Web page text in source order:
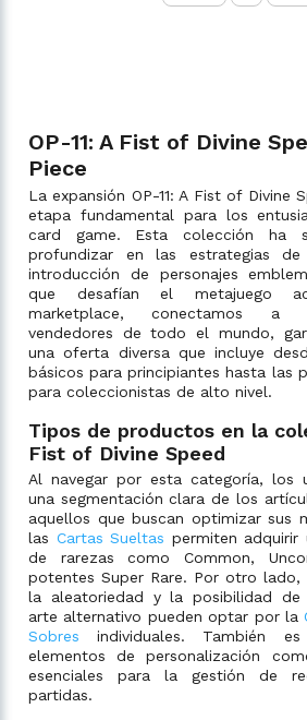
OP-11: A Fist of Divine
Piece
La expansión OP-11: A Fist of Divine
etapa fundamental para los
card game. Esta colección ha
profundizar en las estrategias
introducción de personajes
que desafían el metajuego
marketplace, conectamos a
vendedores de todo el mundo,
una oferta diversa que incluye
básicos para principiantes hasta las
para coleccionistas de alto nivel.
Tipos de productos en la
Fist of Divine Speed
Al navegar por esta categoría, los
una segmentación clara de los
aquellos que buscan optimizar sus
las Cartas Sueltas permiten adquirir
de rarezas como Common,
potentes Super Rare. Por otro lado,
la aleatoriedad y la posibilidad de
arte alternativo pueden optar por la
Sobres individuales. También
elementos de personalización
esenciales para la gestión de
partidas.